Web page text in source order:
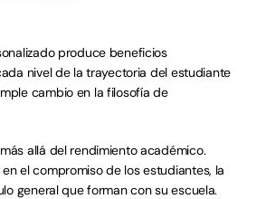
produce beneficios
nivel de la trayectoria del estudiante
cambio en la filosofía de
allá del rendimiento académico.
el compromiso de los estudiantes, la
general que forman con su escuela.